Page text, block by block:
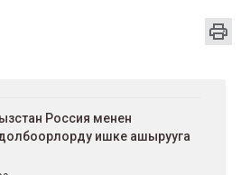
Россия менен
ишке ашырууга